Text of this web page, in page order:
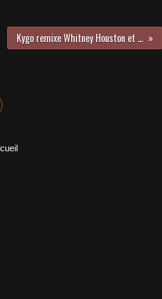
Kygo remixe Whitney Houston et on adore !